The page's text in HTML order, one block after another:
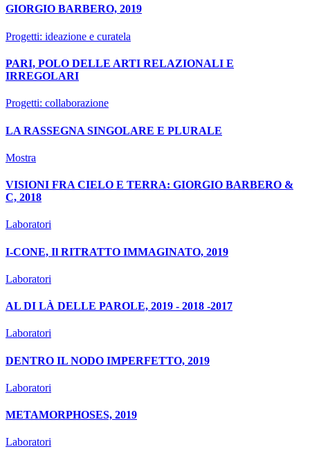
GIORGIO BARBERO, 2019
Progetti: ideazione e curatela
PARI, POLO DELLE ARTI RELAZIONALI E
IRREGOLARI
Progetti: collaborazione
LA RASSEGNA SINGOLARE E PLURALE
Mostra
VISIONI FRA CIELO E TERRA: GIORGIO BARBERO &
C, 2018
Laboratori
I-CONE, Il RITRATTO IMMAGINATO, 2019
Laboratori
AL DI LÀ DELLE PAROLE, 2019 - 2018 -2017
Laboratori
DENTRO IL NODO IMPERFETTO, 2019
Laboratori
METAMORPHOSES, 2019
Laboratori